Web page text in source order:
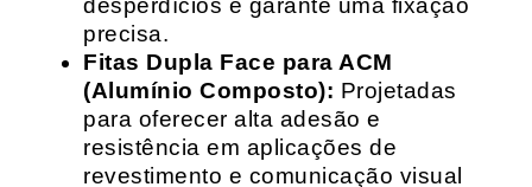
desperdícios e garante uma fixação
precisa.
Fitas Dupla Face para ACM
(Alumínio Composto): Projetadas
para oferecer alta adesão e
resistência em aplicações de
revestimento e comunicação visual